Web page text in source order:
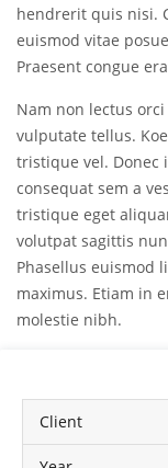
hendrerit quis nisi.
euismod vitae
Praesent congue
Nam non lectus
vulputate tellus.
tristique vel.
consequat sem a
tristique eget
volutpat sagittis
Phasellus euismod
maximus. Etiam in
molestie nibh.
Client